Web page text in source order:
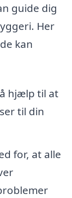
guide dig
Her
kan
hjælp til at
til din
for, at alle